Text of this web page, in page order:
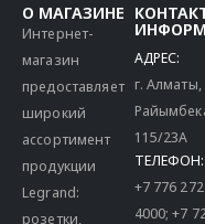
О МАГАЗИНЕ
Интернет-
магазин
предоставляет
широкий
ассортимент
продукции
Legrand:
розетки,
АДРЕС:
г. Алматы,
115/23A
ТЕЛЕФОН:
+7 776 272
4000;+7